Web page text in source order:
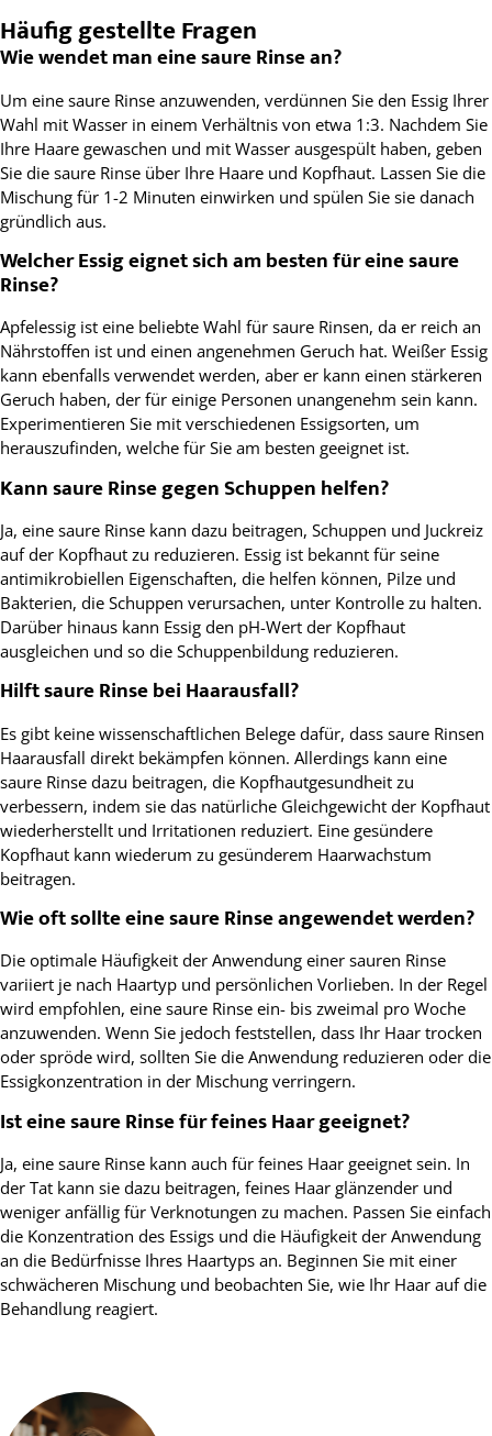
Häufig gestellte Fragen
Wie wendet man eine saure Rinse an?
Um eine saure Rinse anzuwenden, verdünnen Sie den Essig Ihrer
Wahl mit Wasser in einem Verhältnis von etwa 1:3. Nachdem Sie
Ihre Haare gewaschen und mit Wasser ausgespült haben, geben
Sie die saure Rinse über Ihre Haare und Kopfhaut. Lassen Sie die
Mischung für 1-2 Minuten einwirken und spülen Sie sie danach
gründlich aus.
Welcher Essig eignet sich am besten für eine saure
Rinse?
Apfelessig ist eine beliebte Wahl für saure Rinsen, da er reich an
Nährstoffen ist und einen angenehmen Geruch hat. Weißer Essig
kann ebenfalls verwendet werden, aber er kann einen stärkeren
Geruch haben, der für einige Personen unangenehm sein kann.
Experimentieren Sie mit verschiedenen Essigsorten, um
herauszufinden, welche für Sie am besten geeignet ist.
Kann saure Rinse gegen Schuppen helfen?
Ja, eine saure Rinse kann dazu beitragen, Schuppen und Juckreiz
auf der Kopfhaut zu reduzieren. Essig ist bekannt für seine
antimikrobiellen Eigenschaften, die helfen können, Pilze und
Bakterien, die Schuppen verursachen, unter Kontrolle zu halten.
Darüber hinaus kann Essig den pH-Wert der Kopfhaut
ausgleichen und so die Schuppenbildung reduzieren.
Hilft saure Rinse bei Haarausfall?
Es gibt keine wissenschaftlichen Belege dafür, dass saure Rinsen
Haarausfall direkt bekämpfen können. Allerdings kann eine
saure Rinse dazu beitragen, die Kopfhautgesundheit zu
verbessern, indem sie das natürliche Gleichgewicht der Kopfhaut
wiederherstellt und Irritationen reduziert. Eine gesündere
Kopfhaut kann wiederum zu gesünderem Haarwachstum
beitragen.
Wie oft sollte eine saure Rinse angewendet werden?
Die optimale Häufigkeit der Anwendung einer sauren Rinse
variiert je nach Haartyp und persönlichen Vorlieben. In der Regel
wird empfohlen, eine saure Rinse ein- bis zweimal pro Woche
anzuwenden. Wenn Sie jedoch feststellen, dass Ihr Haar trocken
oder spröde wird, sollten Sie die Anwendung reduzieren oder die
Essigkonzentration in der Mischung verringern.
Ist eine saure Rinse für feines Haar geeignet?
Ja, eine saure Rinse kann auch für feines Haar geeignet sein. In
der Tat kann sie dazu beitragen, feines Haar glänzender und
weniger anfällig für Verknotungen zu machen. Passen Sie einfach
die Konzentration des Essigs und die Häufigkeit der Anwendung
an die Bedürfnisse Ihres Haartyps an. Beginnen Sie mit einer
schwächeren Mischung und beobachten Sie, wie Ihr Haar auf die
Behandlung reagiert.